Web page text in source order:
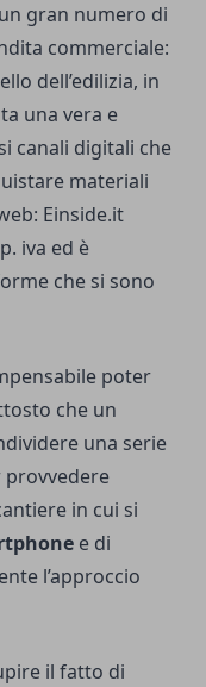
gran numero di
commerciale:
dell’edilizia, in
una vera e
canali digitali che
materiali
Einside.it
iva ed è
che si sono
poter
che un
una serie
in cui si
e di
l’approccio
il fatto di